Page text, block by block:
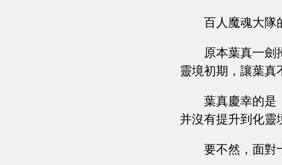
百人魔魂大隊
原本葉真一劍
靈境初期，讓葉真
葉真慶幸的是
并沒有提升到化靈
要不然，面對